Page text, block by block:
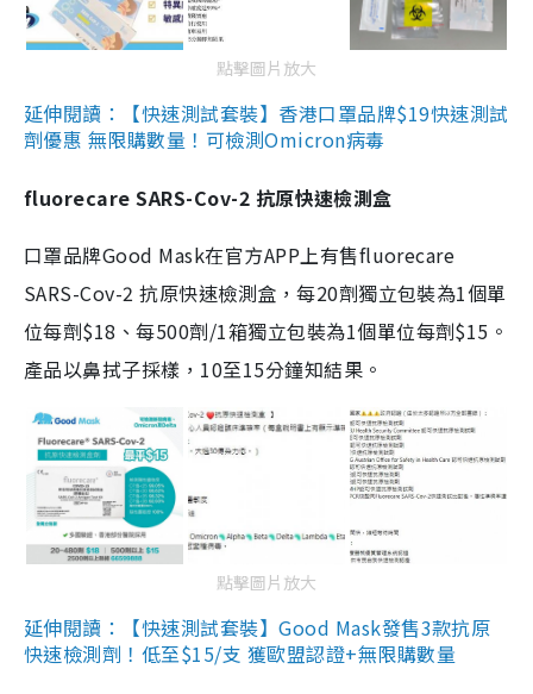
點擊圖片放大
延伸閱讀：【快速測試套裝】香港口罩品牌$19快速測試
劑優惠 無限購數量！可檢測Omicron病毒
fluorecare SARS-Cov-2 抗原快速檢測盒
口罩品牌Good Mask在官方APP上有售fluorecare
SARS-Cov-2 抗原快速檢測盒，每20劑獨立包裝為1個單
位每劑$18、每500劑/1箱獨立包裝為1個單位每劑$15。
產品以鼻拭子採樣，10至15分鐘知結果。
點擊圖片放大
延伸閱讀：【快速測試套裝】Good Mask發售3款抗原
快速檢測劑！低至$15/支 獲歐盟認證+無限購數量